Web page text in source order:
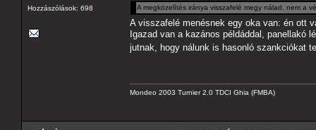
Hozzászólások: 698
A megközelítés iránya visszafelé megy nálad, nem a
A visszafelé menésnek egy oka van: én ott
Igazad van a kazános példáddal, panellakó
jutnak, hogy nálunk is hasonló szankciókat
Mondeo 2003 Turnier 2.0 TDCI Ghia (FMBA)